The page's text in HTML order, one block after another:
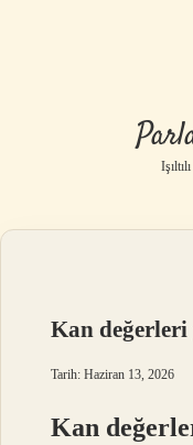
Kan değerleri
Tarih: Haziran 13, 2026
Kan